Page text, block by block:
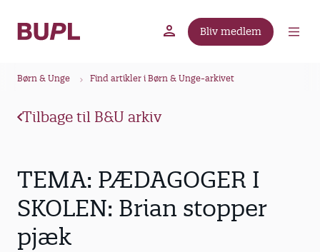
Bliv medlem
Børn & Unge Find artikler i Børn & Unge-arkivet
Tilbage til B&U arkiv
TEMA: PÆDAGOGER I
SKOLEN: Brian stopper
pjæk